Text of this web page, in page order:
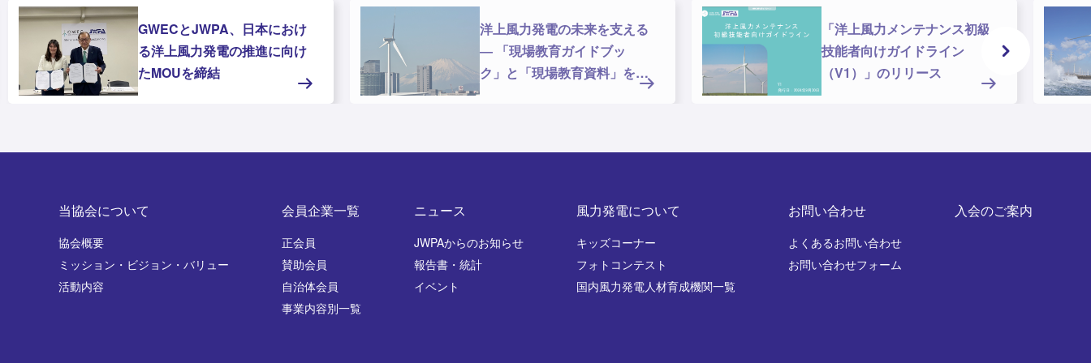
GWECとJWPA、日本におけ
る洋上風力発電の推進に向け
たMOUを締結
洋上風力発電の未来を支える
― 「現場教育ガイドブッ
ク」と「現場教育資料」を公
「洋上風力メンテナンス初級
技能者向けガイドライン
（V1）」のリリース
当協会について
協会概要
ミッション・ビジョン・バリュー
活動内容
会員企業一覧
正会員
賛助会員
自治体会員
事業内容別一覧
ニュース
JWPAからのお知らせ
報告書・統計
イベント
風力発電について
キッズコーナー
フォトコンテスト
国内風力発電人材育成機関一覧
お問い合わせ
よくあるお問い合わせ
お問い合わせフォーム
入会のご案内